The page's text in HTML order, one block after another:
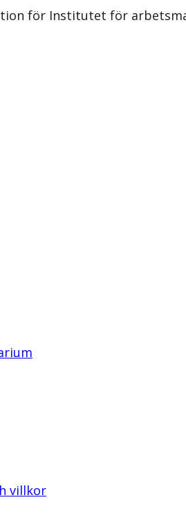
för Institutet för
villkor